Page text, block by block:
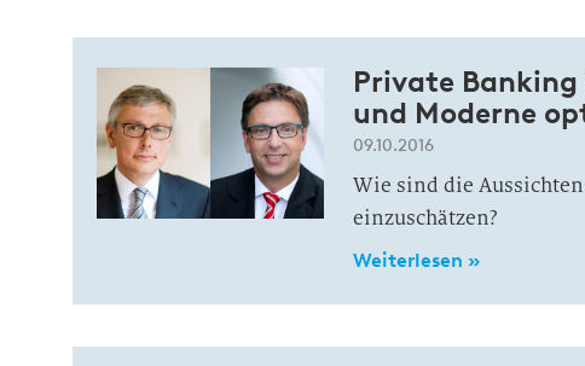
Private
und Moderne
09.10.2016
Wie sind die
einzuschätzen?
Weiterlesen »